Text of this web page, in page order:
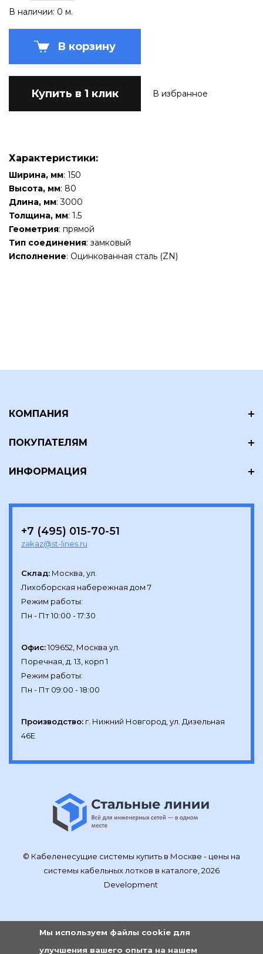
В наличии: 0 м.
В корзину
Купить в 1 клик В избранное
Характеристики:
Ширина, мм: 150
Высота, мм: 80
Длина, мм: 3000
Толщина, мм: 1.5
Геометрия: прямой
Тип соединения: замковый
Исполнение: Оцинкованная сталь (ZN)
КОМПАНИЯ
ПОКУПАТЕЛЯМ
ИНФОРМАЦИЯ
+7 (495) 015-70-51
zakaz@st-lines.ru
Склад: Москва, ул.
Лихоборская набережная дом 7
Режим работы:
Офис:109652, Москва ул.
Поречная, д. 13, корп 1
Режим работы:
Производство: г. Нижний Новгород, ул. Дизельная
46Е
© Кабеленесущие системы купить в Москве - цены на
системы кабельных лотков в каталоге, 2026
Development
Мы используем файлы cookie для
улучшения вашего опыта на нашем